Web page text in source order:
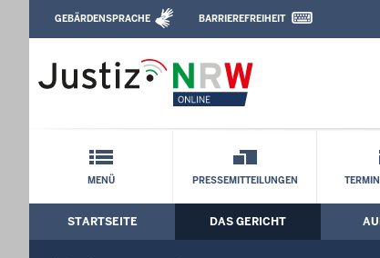
Verwaltungsgericht Düsseldorf:
Direkt zum Inhalt
Leichte Sprache,
GEBÄRDENSPRACHE BARRIEREFREIHEIT
Schnellnavigation mit Volltext-Suche
MENÜ PRESSEMITTEILUNGEN
Hauptmenü: Hauptnavigation
STARTSEITE DAS GERICHT